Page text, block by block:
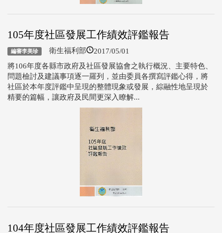
105年度社區發展工作績效評鑑報告
編審李美珍 衛生福利部 2017/05/01
將106年度各縣市政府及社區發展協會之執行概況、主要特色、
問題檢討及建議事項逐一羅列，並由委員各撰寫評鑑心得，將
社區於本年度評鑑中呈現的整體現象或發展，綜融性地呈現於
精要的篇幅，讓政府及民間更深入瞭解...
104年度社區發展工作績效評鑑報告